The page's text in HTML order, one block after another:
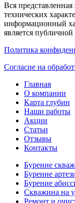
Вся
технических
информационный
является
Политика
Согласие на
Главная
О компании
Карта глубин
Наши работы
Акции
Статьи
Отзывы
Контакты
Бурение
Бурение
Бурение
Скважина на
Ремонт и